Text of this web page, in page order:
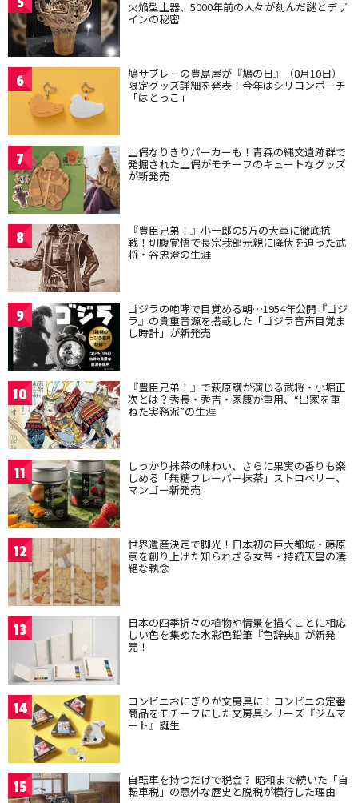
火焔型土器、5000年前の人々が刻んだ謎とデザ
インの秘密
6 鳩サブレーの豊島屋が『鳩の日』（8月10日）
限定グッズ詳細を発表！今年はシリコンポーチ
「はとっこ」
7 土偶なりきりパーカーも！青森の縄文遺跡群で
発掘された土偶がモチーフのキュートなグッズ
が新発売
8 『豊臣兄弟！』小一郎の5万の大軍に徹底抗
戦！切腹覚悟で長宗我部元親に降伏を迫った武
将・谷忠澄の生涯
9 ゴジラの咆哮で目覚める朝…1954年公開『ゴジ
ラ』の貴重音源を搭載した「ゴジラ音声目覚ま
し時計」が新発売
10 『豊臣兄弟！』で萩原護が演じる武将・小堀正
次とは？秀長・秀吉・家康が重用、“出家を重
ねた実務派”の生涯
11 しっかり抹茶の味わい、さらに果実の香りも楽
しめる「無糖フレーバー抹茶」ストロベリー、
マンゴー新発売
12 世界遺産決定で脚光！日本初の巨大都城・藤原
京を創り上げた知られざる女帝・持統天皇の凄
絶な執念
13 日本の四季折々の植物や情景を描くことに相応
しい色を集めた水彩色鉛筆『色辞典』が新発
売！
14 コンビニおにぎりが文房具に！コンビニの定番
商品をモチーフにした文房具シリーズ『ジムマ
ート』誕生
15 自転車を持つだけで税金？ 昭和まで続いた「自
転車税」の意外な歴史と脱税が横行した理由